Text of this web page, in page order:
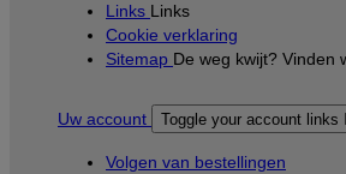
Links Links
Cookie verklaring
Sitemap De weg kwijt? Vinden
Uw account Toggle your account links
Volgen van bestellingen